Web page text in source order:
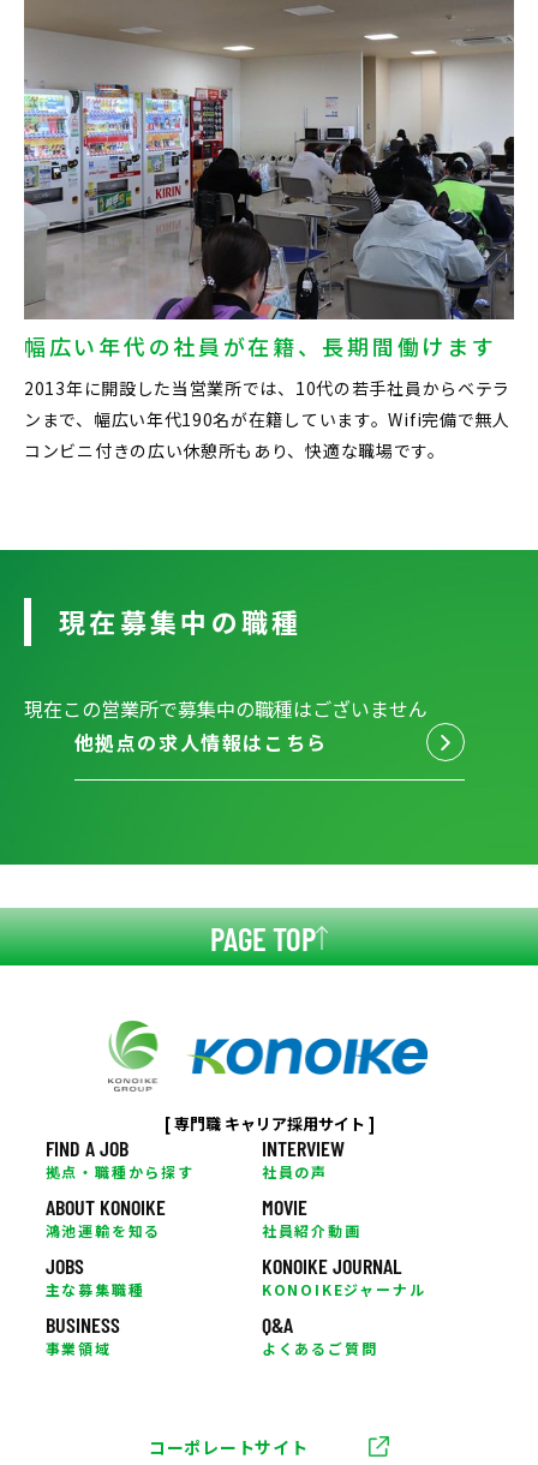
幅広い年代の社員が在籍、長期間働けます
2013年に開設した当営業所では、10代の若手社員からベテラ
ンまで、幅広い年代190名が在籍しています。Wifi完備で無人
コンビニ付きの広い休憩所もあり、快適な職場です。
現在募集中の職種
現在この営業所で募集中の職種はございません
他拠点の求人情報はこちら
PAGE TOP
[ 専門職 キャリア採用サイト ]
コーポレートサイト
FIND A JOB
拠点・職種から探す
ABOUT KONOIKE
鴻池運輸を知る
JOBS
主な募集職種
BUSINESS
事業領域
INTERVIEW
社員の声
MOVIE
社員紹介動画
KONOIKE JOURNAL
KONOIKEジャーナル
Q&A
よくあるご質問